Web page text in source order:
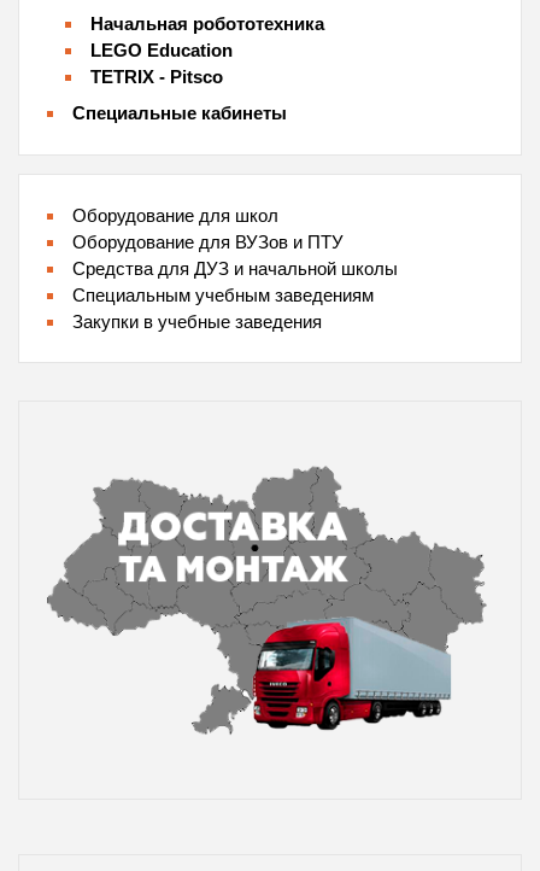
Начальная робототехника
LEGO Education
TETRIX - Pitsco
Специальные кабинеты
Оборудование для школ
Оборудование для ВУЗов и ПТУ
Средства для ДУЗ и начальной школы
Специальным учебным заведениям
Закупки в учебные заведения